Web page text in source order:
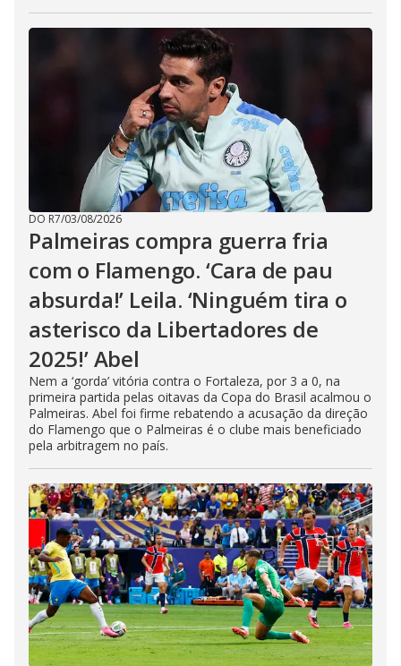
DO R7/03/08/2026
Palmeiras compra guerra fria
com o Flamengo. ‘Cara de pau
absurda!’ Leila. ‘Ninguém tira o
asterisco da Libertadores de
2025!’ Abel
Nem a ‘gorda’ vitória contra o Fortaleza, por 3 a 0, na
primeira partida pelas oitavas da Copa do Brasil acalmou o
Palmeiras. Abel foi firme rebatendo a acusação da direção
do Flamengo que o Palmeiras é o clube mais beneficiado
pela arbitragem no país.